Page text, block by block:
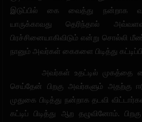
இடுப்பில் கை வைத்து நன்றாக
யாருக்காவது தெரிந்தால்
பிரச்சினையாகிவிடும் என்று சொல்லி
நானும் அவர்கள் கைகளை பிடித்து
அவர்கள் உதட்டில் முகத்தை
செய்தேன் பிறகு அவர்களும் அதற்கு
முதுகை பிடித்து நன்றாக தடவி
கட்டிப் பிடித்து ஆற தழுவினோம்.